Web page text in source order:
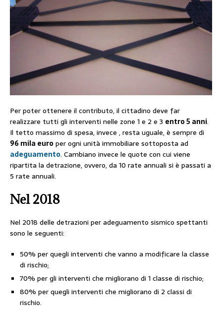
Per poter ottenere il contributo, il cittadino deve far
realizzare tutti gli interventi nelle zone 1 e 2 e 3 entro 5 anni.
Il tetto massimo di spesa, invece , resta uguale, è sempre di
96 mila euro per ogni unità immobiliare sottoposta ad
adeguamento. Cambiano invece le quote con cui viene
ripartita la detrazione, ovvero, da 10 rate annuali si è passati a
5 rate annuali.
Nel 2018
Nel 2018 delle detrazioni per adeguamento sismico spettanti
sono le seguenti:
50% per quegli interventi che vanno a modificare la classe
di rischio;
70% per gli interventi che migliorano di 1 classe di rischio;
80% per quegli interventi che migliorano di 2 classi di
rischio.